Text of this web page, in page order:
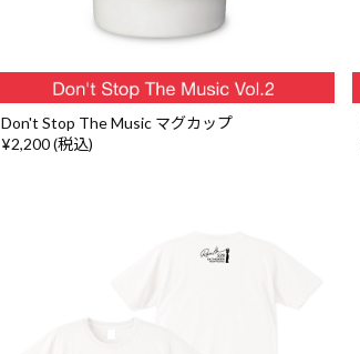
Don't Stop The Music マグカップ
¥2,200 (税込)